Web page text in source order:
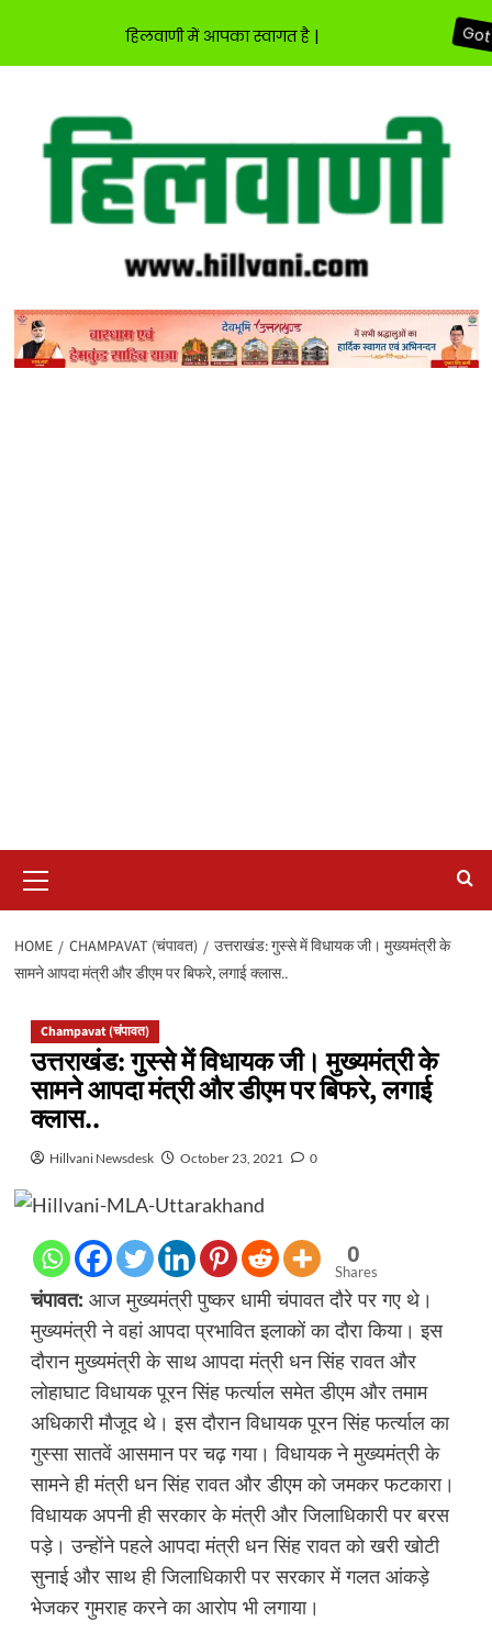
content
Menu
HOME CHAMPAVAT (चंपावत)
उत्तराखंड: गुस्से में विधायक जी। मुख्यमंत्री के
सामने आपदा मंत्री और डीएम पर बिफरे, लगाई क्लास..
Champavat (चंपावत)
उत्तराखंड: गुस्से में विधायक जी। मुख्यमंत्री के
सामने आपदा मंत्री और डीएम पर बिफरे, लगाई
क्लास..
Hillvani Newsdesk October 23, 2021 0
0
Shares
चंपावत: आज मुख्यमंत्री पुष्कर धामी चंपावत दौरे पर गए थे।
मुख्यमंत्री ने वहां आपदा प्रभावित इलाकों का दौरा किया। इस
दौरान मुख्यमंत्री के साथ आपदा मंत्री धन सिंह रावत और
लोहाघाट विधायक पूरन सिंह फर्त्याल समेत डीएम और तमाम
अधिकारी मौजूद थे। इस दौरान विधायक पूरन सिंह फर्त्याल का
गुस्सा सातवें आसमान पर चढ़ गया। विधायक ने मुख्यमंत्री के
सामने ही मंत्री धन सिंह रावत और डीएम को जमकर फटकारा।
विधायक अपनी ही सरकार के मंत्री और जिलाधिकारी पर बरस
पड़े। उन्होंने पहले आपदा मंत्री धन सिंह रावत को खरी खोटी
सुनाई और साथ ही जिलाधिकारी पर सरकार में गलत आंकड़े
भेजकर गुमराह करने का आरोप भी लगाया।
हिलवाणी में आपका स्वागत है |